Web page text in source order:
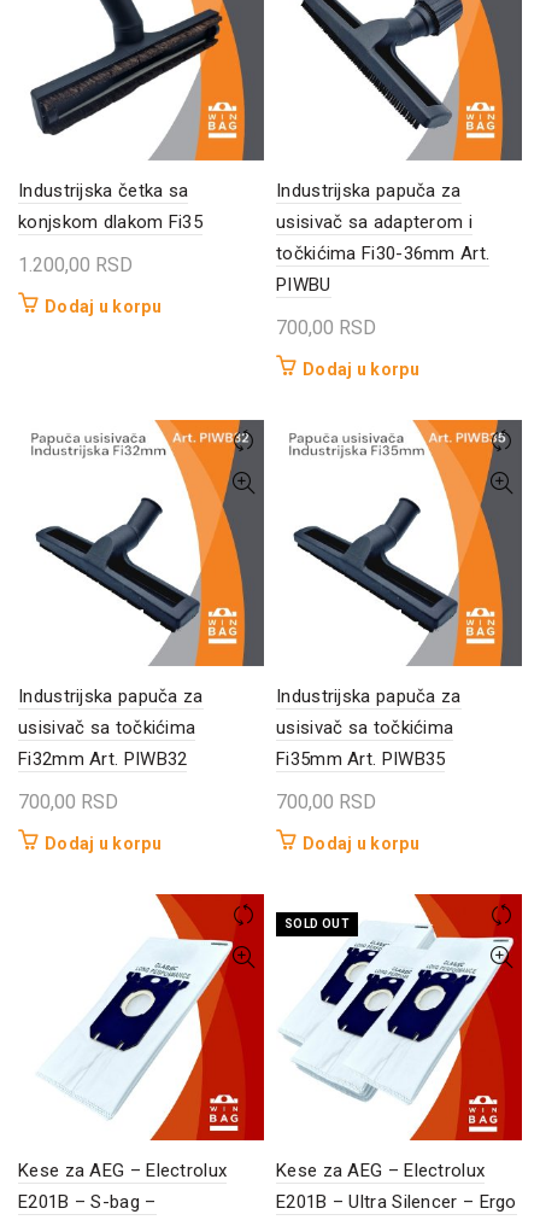
Industrijska četka sa
konjskom dlakom Fi35
1.200,00 RSD
Dodaj u korpu
Industrijska papuča za
usisivač sa adapterom i
točkićima Fi30-36mm Art.
PIWBU
700,00 RSD
Dodaj u korpu
Industrijska papuča za
usisivač sa točkićima
Fi32mm Art. PIWB32
700,00 RSD
Dodaj u korpu
Industrijska papuča za
usisivač sa točkićima
Fi35mm Art. PIWB35
700,00 RSD
Dodaj u korpu
Kese za AEG – Electrolux
E201B – S-bag –
SOLD OUT
Kese za AEG – Electrolux
E201B – Ultra Silencer – Ergo